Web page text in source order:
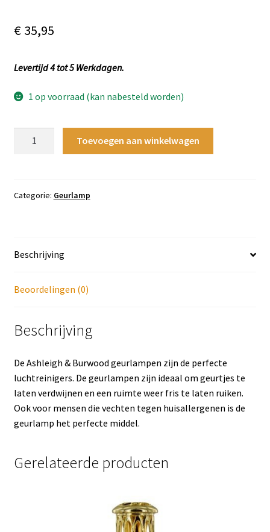
€35,95
Levertijd 4 tot 5 Werkdagen.
1 op voorraad (kan nabesteld worden)
maan
aantal
Toevoegen aan winkelwagen
Categorie: Geurlamp
Beschrijving
Beoordelingen (0)
Beschrijving
De Ashleigh & Burwood geurlampen zijn de perfecte
luchtreinigers. De geurlampen zijn ideaal om geurtjes te
laten verdwijnen en een ruimte weer fris te laten ruiken.
Ook voor mensen die vechten tegen huisallergenen is de
geurlamp het perfecte middel.
Gerelateerde producten